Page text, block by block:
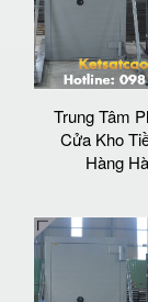
Trung Tâm
Cửa Kho
Hàng